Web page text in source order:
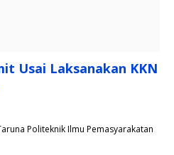
Usai Laksanakan KKN
Politeknik Ilmu Pemasyarakatan